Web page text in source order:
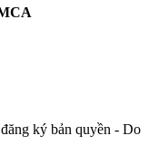
ký bản quyền - Do